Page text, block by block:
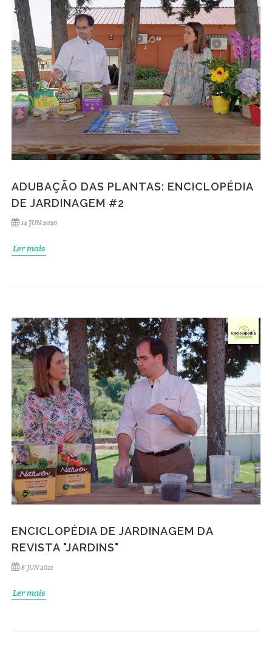
ADUBAÇÃO DAS PLANTAS: ENCICLOPÉDIA
DE JARDINAGEM #2
14 JUN 2020
Ler mais
ENCICLOPÉDIA DE JARDINAGEM DA
REVISTA "JARDINS"
8 JUN 2021
Ler mais